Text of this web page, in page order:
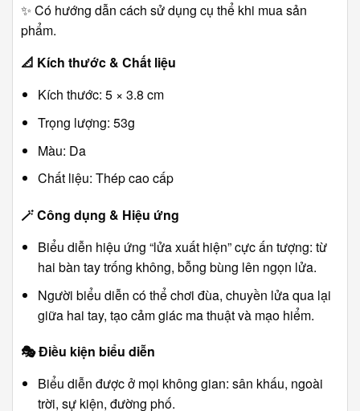
✨ Có hướng dẫn cách sử dụng cụ thể khi mua sản
phẩm.
📐 Kích thước & Chất liệu
Kích thước: 5 × 3.8 cm
Trọng lượng: 53g
Màu: Da
Chất liệu: Thép cao cấp
🪄Công dụng & Hiệu ứng
Biểu diễn hiệu ứng “lửa xuất hiện” cực ấn tượng: từ
hai bàn tay trống không, bỗng bùng lên ngọn lửa.
Người biểu diễn có thể chơi đùa, chuyền lửa qua lại
giữa hai tay, tạo cảm giác ma thuật và mạo hiểm.
🎭Điều kiện biểu diễn
Biểu diễn được ở mọi không gian: sân khấu, ngoài
trời, sự kiện, đường phố.